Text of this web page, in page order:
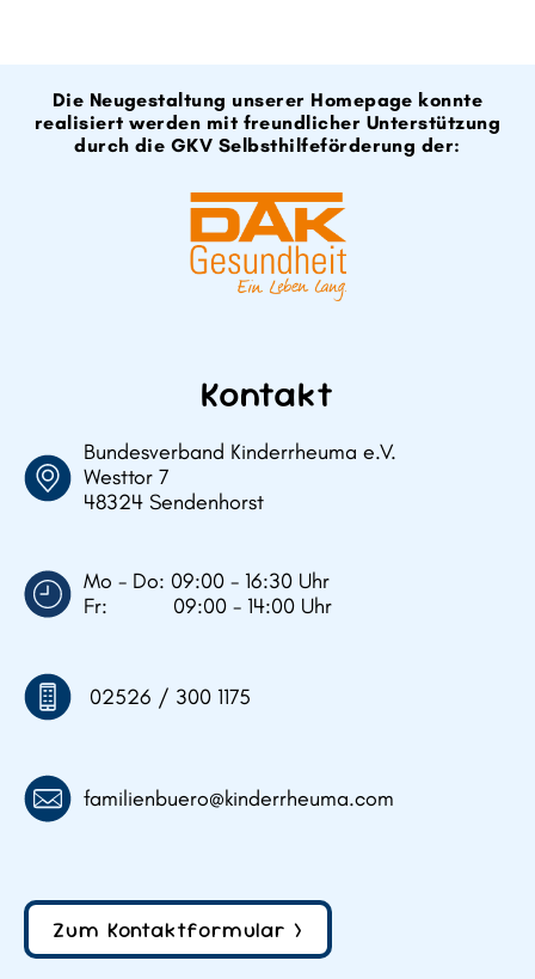
Kontakt
Bundesverband Kinderrheuma e.V.
Westtor 7
48324 Sendenhorst
Mo - Do: 09:00 - 16:30 Uhr
Fr: 09:00 - 14:00 Uhr
02526 / 300 1175
familienbuero@kinderrheuma.com
Zum Kontaktformular >
Die Neugestaltung unserer Homepage konnte
realisiert werden mit freundlicher Unterstützung
durch die GKV Selbsthilfeförderung der: